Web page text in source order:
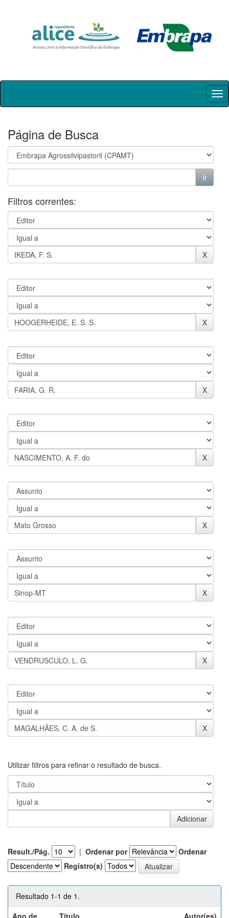
Skip
Página de Busca
Filtros correntes:
Utilizar filtros para refinar o resultado de busca.
Result./Pág. | Ordenar por
Ordenar
Registro(s)
Resultado 1-1 de 1.
Ano de
Título Autor(es)